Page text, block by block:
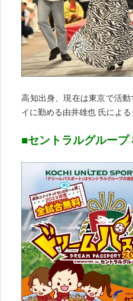
高知出身、現在は東京で活
イに勤める由井雄也 氏による
■セントラルグループ